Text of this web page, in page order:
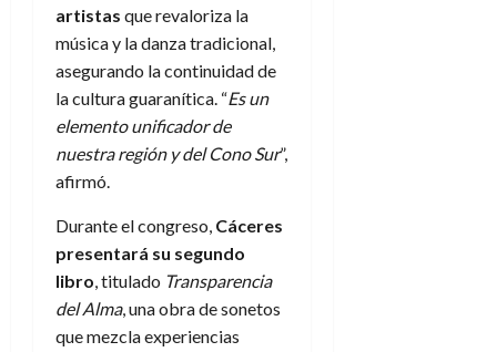
artistas que revaloriza la
música y la danza tradicional,
asegurando la continuidad de
la cultura guaranítica. “Es un
elemento unificador de
nuestra región y del Cono Sur”,
afirmó.
Durante el congreso, Cáceres
presentará su segundo
libro, titulado Transparencia
del Alma, una obra de sonetos
que mezcla experiencias